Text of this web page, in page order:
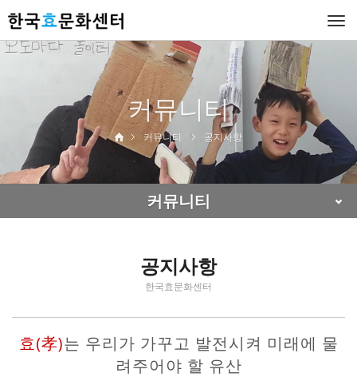
커뮤니티
커뮤니티 공지사항
커뮤니티
공지사항
한국효문화센터
효(孝)는 우리가 가꾸고 발전시켜 미래에 물
려주어야 할 유산